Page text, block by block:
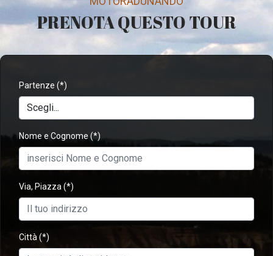
PRENOTA QUESTO TOUR
Partenze (*)
Nome e Cognome (*)
Via, Piazza (*)
Città (*)